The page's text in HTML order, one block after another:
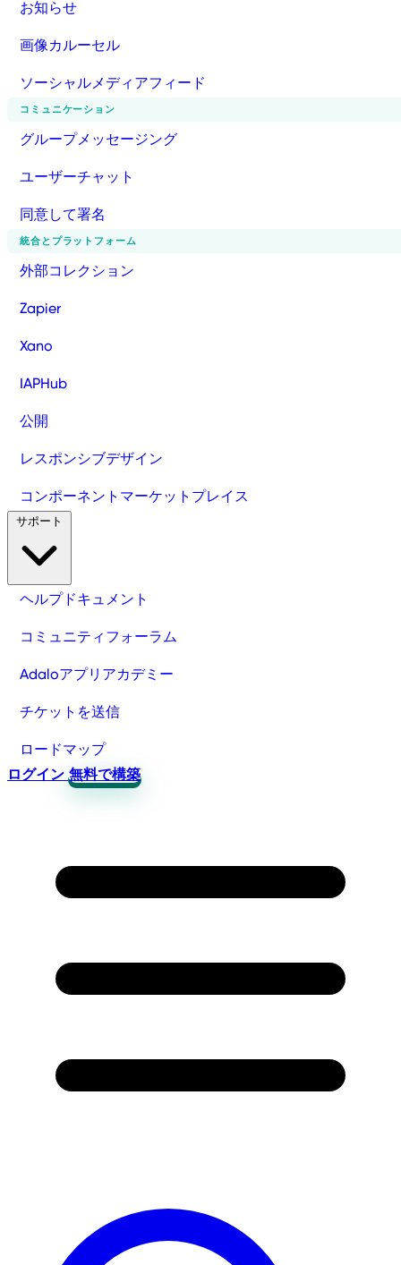
お知らせ
画像カルーセル
ソーシャルメディアフィード
コミュニケーション
グループメッセージング
ユーザーチャット
同意して署名
統合とプラットフォーム
外部コレクション
Zapier
Xano
IAPHub
公開
レスポンシブデザイン
コンポーネントマーケットプレイス
ヘルプドキュメント
コミュニティフォーラム
Adaloアプリアカデミー
チケットを送信
ロードマップ
ログイン 無料で構築